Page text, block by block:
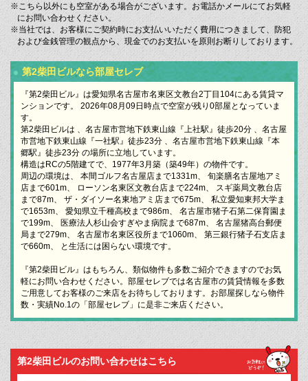
※こちら以外にも空室がある場合がございます。お電話かメールにてお気軽
にお問い合わせください。
※当社では、お客様にご契約時にお支払いいただく費用につきまして、防犯
および金銭管理の観点から、現金でのお支払いを原則お断りしております。
第2柴田ビルなら部屋セレブ
『第2柴田ビル』は愛知県名古屋市名東区文教台2丁目104にある賃貸マ
ンションです。 2026年08月09日時点で空室が残り0部屋となっていま
す。
第2柴田ビルは 、名古屋市営地下鉄東山線『上社駅』徒歩20分 、名古屋
市営地下鉄東山線『一社駅』徒歩23分 、名古屋市営地下鉄東山線『本
郷駅』徒歩23分 の場所に立地しています。
構造はRCの5階建てで、1977年3月築（築49年）の物件です。
周辺の環境は、 本間ゴルフ名古屋店まで1331m、 旬楽膳名古屋地アミ
店まで601m、 ローソン名東区文教台店まで224m、 スギ薬局文教台店
まで87m、 ザ・ダイソー名東地アミ店まで675m、 私立愛知東邦大学ま
で1653m、 愛知県立千種高校まで986m、 名古屋市猪子石第二保育園ま
で199m、 医療法人杉山会すぎやま病院まで687m、 名古屋猪高台郵便
局まで279m、 名古屋市名東区役所まで1060m、 第三銀行猪子石支店ま
で660m、 と生活には困らない環境です。
『第2柴田ビル』はもちろん、類似物件も多数ご紹介できますのでお気
軽にお問い合わせください。部屋セレブでは名古屋市の賃貸情報を多数
ご用意してお客様のご来店をお待ちしております。お部屋探しなら物件
数・実績No.1の「部屋セレブ」に是非ご来店ください。
第2柴田ビルのお問い合わせはこちら